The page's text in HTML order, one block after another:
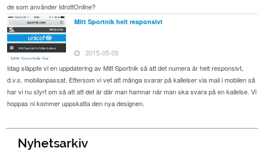
de som använder IdrottOnline?
Mitt Sportnik helt responsivt
2015-05-05
Idag släppte vi en uppdatering av Mitt Sportnik så att det numera är helt responsivt,
d.v.s. mobilanpassat. Eftersom vi vet att många svarar på kallelser via mail i mobilen så
har vi nu styrt om så att att det är där man hamnar när man ska svara på en kallelse. Vi
hoppas ni kommer uppskatta den nya designen.
Nyhetsarkiv